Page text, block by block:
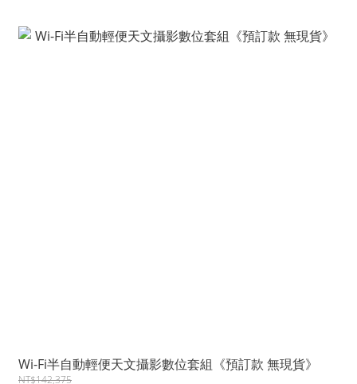
Wi-Fi半自動輕便天文攝影數位套組《預訂款 無現貨》
NT$142,375